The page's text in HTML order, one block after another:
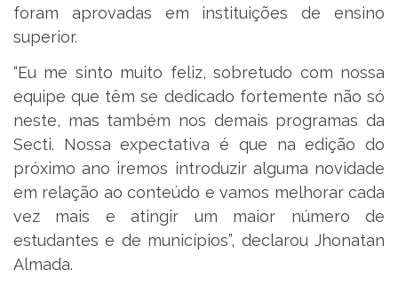
foram aprovadas em instituições de ensino
superior.
“Eu me sinto muito feliz, sobretudo com nossa
equipe que têm se dedicado fortemente não só
neste, mas também nos demais programas da
Secti. Nossa expectativa é que na edição do
próximo ano iremos introduzir alguma novidade
em relação ao conteúdo e vamos melhorar cada
vez mais e atingir um maior número de
estudantes e de municípios”, declarou Jhonatan
Almada.